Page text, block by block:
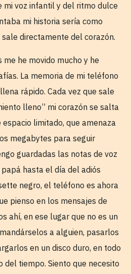
mi voz infantil y del ritmo dulce
mi historia sería como
directamente del corazón.
he movido mucho y he
La memoria de mi teléfono
rápido. Cada vez que sale
lleno” mi corazón se salta
limitado, que amenaza
megabytes para seguir
guardadas las notas de voz
hasta el día del adiós
negro, el teléfono es ahora
pienso en los mensajes de
ahí, en ese lugar que no es un
a alguien, pasarlos
en un disco duro, en todo
del tiempo. Siento que necesito